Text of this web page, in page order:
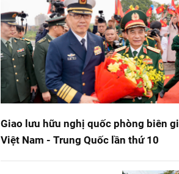
Giao lưu hữu nghị quốc phòng biên
Việt Nam - Trung Quốc lần thứ 10